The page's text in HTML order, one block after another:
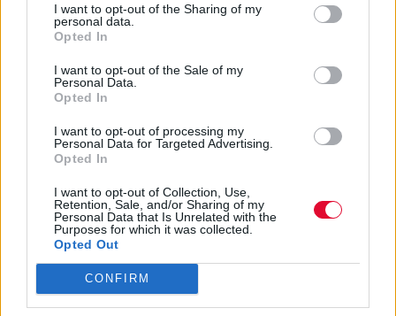
I want to opt-out of the Sharing of my
personal data.
Opted In
I want to opt-out of the Sale of my
Personal Data.
Opted In
I want to opt-out of processing my
Personal Data for Targeted Advertising.
Opted In
I want to opt-out of Collection, Use,
Retention, Sale, and/or Sharing of my
Personal Data that Is Unrelated with the
Purposes for which it was collected.
Opted Out
CONFIRM
Ναταλία Πετρίτη
14.12.2021